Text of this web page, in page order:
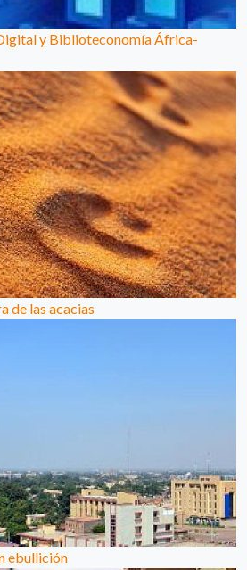
y Biblioteconomía África-
de las acacias
ebullición